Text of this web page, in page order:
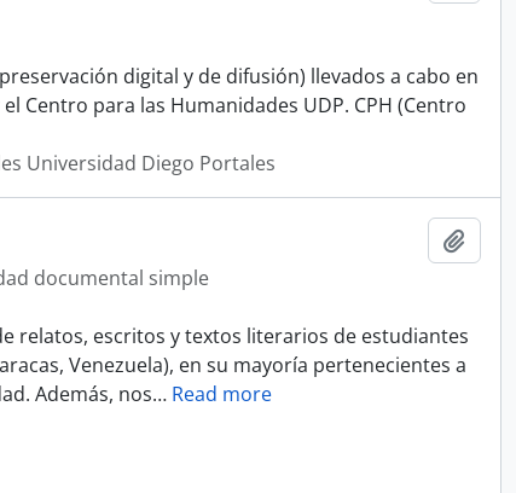
digital y de difusión) llevados a cabo en
Centro para las Humanidades UDP. CPH (Centro
Universidad Diego Portales
documental simple
relatos, escritos y textos literarios de estudiantes
Venezuela), en su mayoría pertenecientes a
Además, nos… Read more